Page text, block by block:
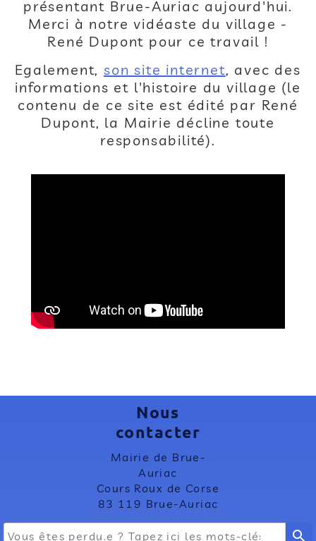
présentant Brue-Auriac aujourd'hui.
Merci à notre vidéaste du village -
René Dupont pour ce travail !
Egalement,son site internet, avec des
informations et l'histoire du village (le
contenu de ce site est édité par René
Dupont, la Mairie décline toute
responsabilité).
Nous
contacter
Mairie de Brue-
Auriac
Cours Roux de Corse
83 119 Brue-Auriac
search